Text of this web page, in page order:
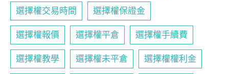
選擇權交易時間 選擇權保證金
選擇權報價 選擇權平倉 選擇權手續費
選擇權教學 選擇權未平倉 選擇權權利金